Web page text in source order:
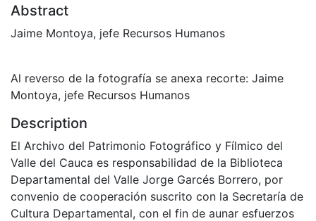
Abstract
Jaime Montoya, jefe Recursos Humanos
Al reverso de la fotografía se anexa recorte: Jaime
Montoya, jefe Recursos Humanos
Description
El Archivo del Patrimonio Fotográfico y Fílmico del
Valle del Cauca es responsabilidad de la Biblioteca
Departamental del Valle Jorge Garcés Borrero, por
convenio de cooperación suscrito con la Secretaría de
Cultura Departamental, con el fin de aunar esfuerzos